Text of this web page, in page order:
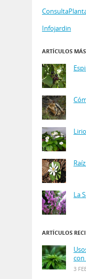
Infojardin
ARTÍCULOS
La
ARTÍCULOS
con
3